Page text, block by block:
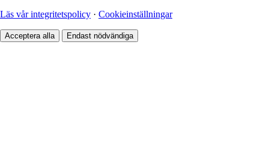
Läs vår integritetspolicy · Cookieinställningar
Acceptera alla Endast nödvändiga